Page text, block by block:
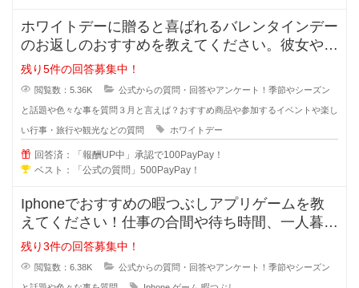
ホワイトデーに贈ると喜ばれるバレンタインデー
のお返しのおすすめを教えてください。彼女や奥
さん、会社の同僚など本命や義理チ
残り5件の回答募集中！
閲覧数：5.36K 公式からの質問・回答やアンケート！季節やシーズン
と話題や色々な事を質問 ３月と言えば？おすすめ商品や参加するイベントや楽し
い行事・旅行や観光などの質問 ホワイトデー
回答済：「報酬UP中」承認で100PayPay！
ベスト：「公式の質問」500PayPay！
Iphoneでおすすめの暇つぶしアプリゲームを教
えてください！仕事の合間や待ち時間、一人暮ら
しなどで暇な時間ってあります
残り3件の回答募集中！
閲覧数：6.38K 公式からの質問・回答やアンケート！季節やシーズン